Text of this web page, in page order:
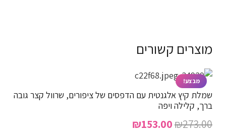
מוצרים קשורים
מבצע!
שמלת קיץ אלגנטית עם הדפסים של ציפורים, שרוול קצר גובה
ברך, קלילה ויפה
₪273.00
המחיר ₪153.00